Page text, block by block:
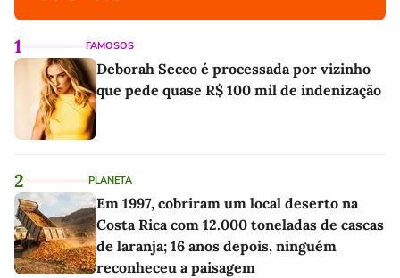
1 FAMOSOS
Deborah Secco é processada por vizinho
que pede quase R$ 100 mil de indenização
2 PLANETA
Em 1997, cobriram um local deserto na
Costa Rica com 12.000 toneladas de cascas
de laranja; 16 anos depois, ninguém
reconheceu a paisagem